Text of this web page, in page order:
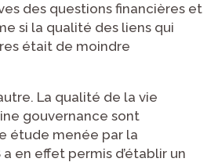
des questions financières et
si la qualité des liens qui
était de moindre
La qualité de la vie
gouvernance sont
étude menée par la
en effet permis d’établir un